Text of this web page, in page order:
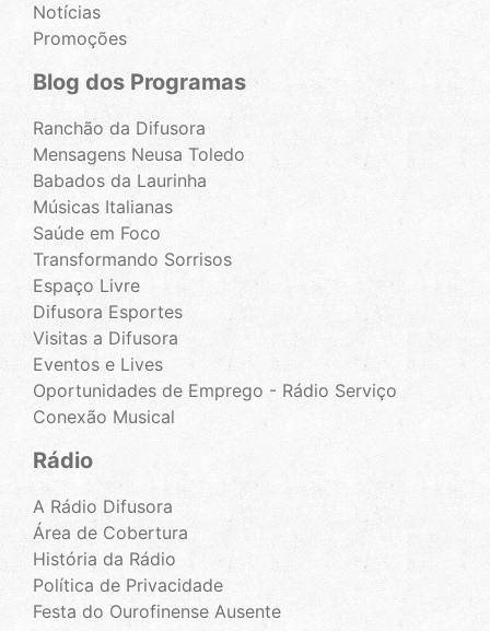
Notícias
Promoções
Blog dos Programas
Ranchão da Difusora
Mensagens Neusa Toledo
Babados da Laurinha
Músicas Italianas
Saúde em Foco
Transformando Sorrisos
Espaço Livre
Difusora Esportes
Visitas a Difusora
Eventos e Lives
Oportunidades de Emprego - Rádio Serviço
Conexão Musical
Rádio
A Rádio Difusora
Área de Cobertura
História da Rádio
Política de Privacidade
Festa do Ourofinense Ausente